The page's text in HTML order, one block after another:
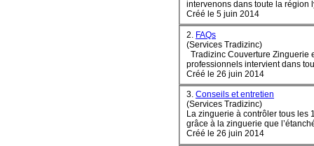
Créé le 5 juin 2014
2. FAQs
(Services Tradizinc)
professionnels intervient dans
Créé le 26 juin 2014
3. Conseils et entretien
(Services Tradizinc)
La zinguerie à contrôler tous les 10 ans. Pensez-y ! Pas de bonne toiture sans
grâce à la zinguerie que
Créé le 26 juin 2014